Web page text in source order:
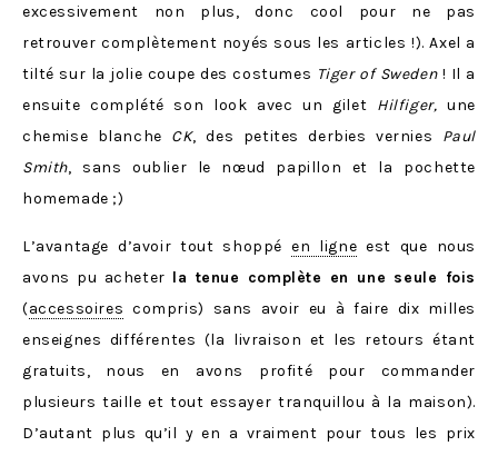
excessivement non plus, donc cool pour ne pas
retrouver complètement noyés sous les articles !). Axel a
tilté sur la jolie coupe des costumes Tiger of Sweden! Il a
ensuite complété son look avec un gilet Hilfiger, une
chemise blanche CK, des petites derbies vernies Paul
Smith, sans oublier le nœud papillon et la pochette
homemade ;)
L’avantage d’avoir tout shoppé en ligne est que nous
avons pu acheter la tenue complète en une seule fois
(accessoires compris) sans avoir eu à faire dix milles
enseignes différentes (la livraison et les retours étant
gratuits, nous en avons profité pour commander
plusieurs taille et tout essayer tranquillou à la maison).
D’autant plus qu’il y en a vraiment pour tous les prix